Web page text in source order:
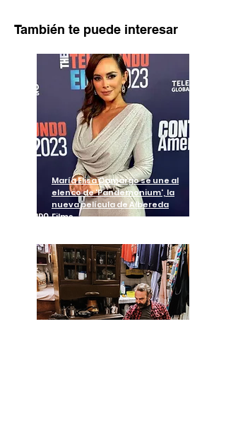
También te puede interesar
María Elisa Camargo se une al
elenco de 'Pandemonium', la
nueva película de Albereda
Films